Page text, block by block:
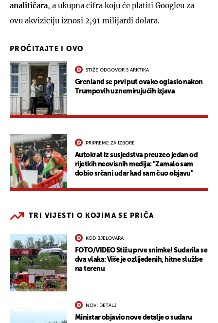
analitičara, a ukupna cifra koju će platiti Googleu za
ovu akviziciju iznosi 2,91 milijardi dolara.
PROČITAJTE I OVO
STIŽE ODGOVOR S ARKTIKA
Grenland se prvi put ovako oglasio nakon
Trumpovih uznemirujućih izjava
PRIPREME ZA IZBORE
Autokrat iz susjedstva preuzeo jedan od
rijetkih neovisnih medija: "Zamalo sam
dobio srčani udar kad sam čuo objavu"
TRI VIJESTI O KOJIMA SE PRIČA
KOD BJELOVARA
FOTO/VIDEO Stižu prve snimke! Sudarila se
dva vlaka: Više je ozlijeđenih, hitne službe
na terenu
NOVI DETALJI
Ministar objavio nove detalje o sudaru